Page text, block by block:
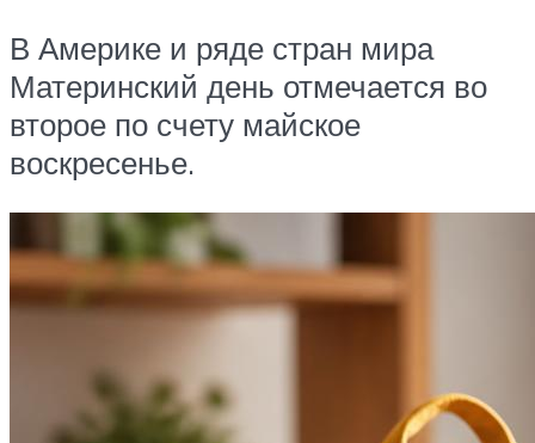
В Америке и ряде стран мира
Материнский день отмечается во
второе по счету майское
воскресенье.